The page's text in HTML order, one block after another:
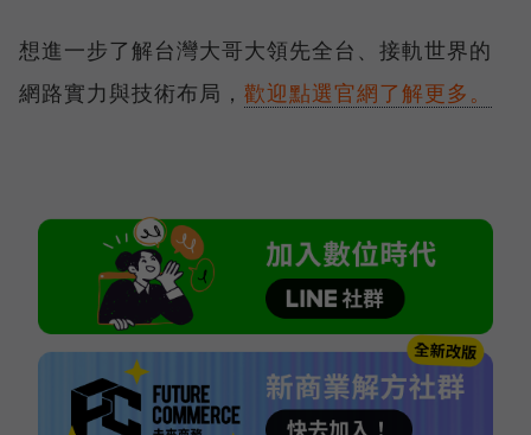
想進一步了解台灣大哥大領先全台、接軌世界的
網路實力與技術布局， 歡迎點選官網了解更多。